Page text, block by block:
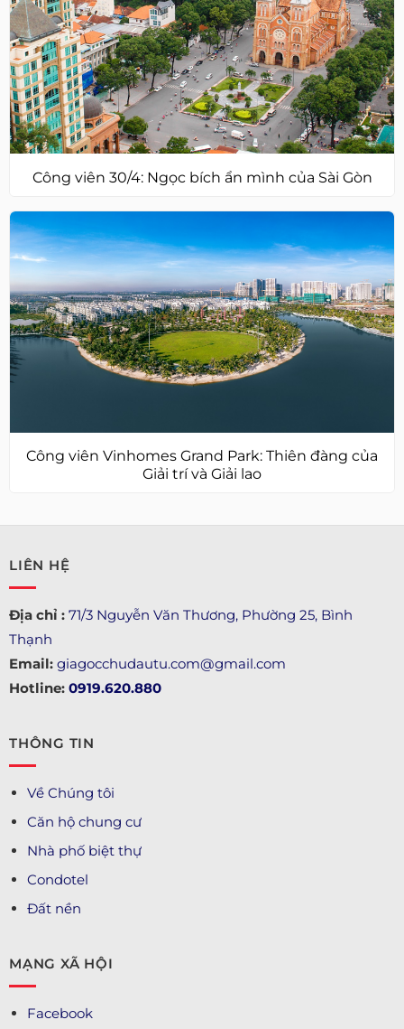
Công viên 30/4: Ngọc bích ẩn mình của Sài Gòn
Công viên Vinhomes Grand Park: Thiên đàng của
Giải trí và Giải lao
LIÊN HỆ
Địa chỉ : 71/3 Nguyễn Văn Thương, Phường 25, Bình
Thạnh
Email: giagocchudautu.com@gmail.com
Hotline: 0919.620.880
THÔNG TIN
Về Chúng tôi
Căn hộ chung cư
Nhà phố biệt thự
Condotel
Đất nền
MẠNG XÃ HỘI
Facebook